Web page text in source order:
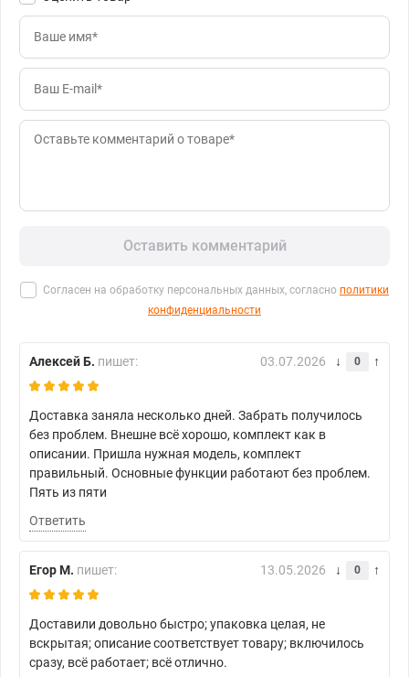
Оставить комментарий
Согласен на обработку персональных данных, согласно политики
конфиденциальности
Алексей Б. пишет: 03.07.2026 0
Доставка заняла несколько дней. Забрать получилось
без проблем. Внешне всё хорошо, комплект как в
описании. Пришла нужная модель, комплект
правильный. Основные функции работают без проблем.
Пять из пяти
Ответить
Егор М. пишет: 13.05.2026 0
Доставили довольно быстро; упаковка целая, не
вскрытая; описание соответствует товару; включилось
сразу, всё работает; всё отлично.